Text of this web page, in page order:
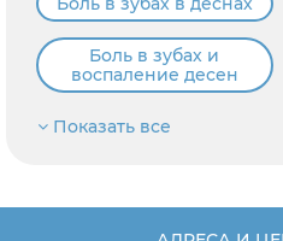
Боль в зубах и
воспаление десен
Показать все